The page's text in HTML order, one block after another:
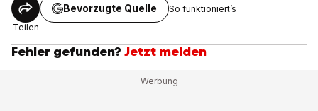
Teilen
Bevorzugte Quelle So funktioniert’s
Fehler gefunden? Jetzt melden